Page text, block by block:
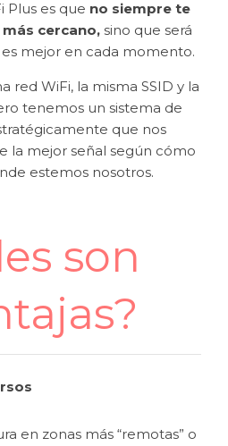
Plus es que no siempre te
cercano, sino que será
mejor en cada momento.
red WiFi, la misma SSID y la
tenemos un sistema de
que nos
la mejor señal según cómo
estemos nosotros.
son
en zonas más “remotas” o